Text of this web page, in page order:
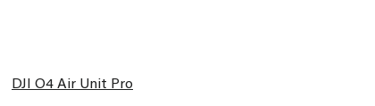
DJI O4 Air Unit Pro